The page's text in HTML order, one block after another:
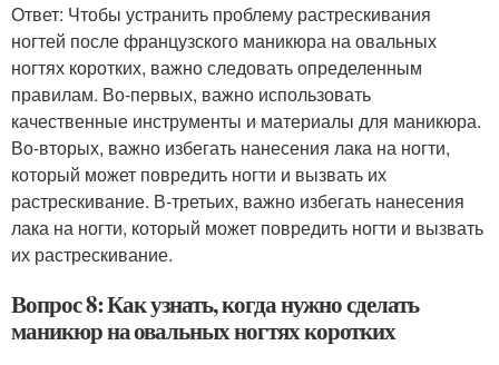
Ответ: Чтобы устранить проблему растрескивания
ногтей после французского маникюра на овальных
ногтях коротких, важно следовать определенным
правилам. Во-первых, важно использовать
качественные инструменты и материалы для маникюра.
Во-вторых, важно избегать нанесения лака на ногти,
который может повредить ногти и вызвать их
растрескивание. В-третьих, важно избегать нанесения
лака на ногти, который может повредить ногти и вызвать
их растрескивание.
Вопрос 8: Как узнать, когда нужно сделать
маникюр на овальных ногтях коротких